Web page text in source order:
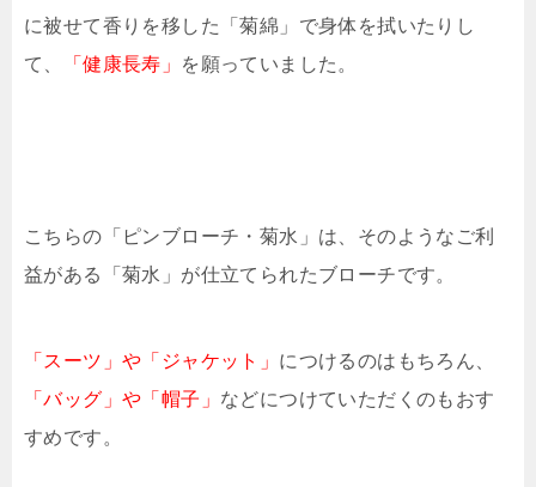
に被せて香りを移した「菊綿」で身体を拭いたりし
て、
「健康長寿」 を願っていました。
こちらの「ピンブローチ・菊水」は、そのようなご利
益がある「菊水」が仕立てられたブローチです。
「スーツ」や「ジャケット」 につけるのはもちろん、
「バッグ」や「帽子」 などにつけていただくのもおす
すめです。